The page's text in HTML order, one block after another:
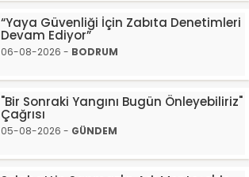
“Yaya Güvenliği İçin Zabıta Denetimleri
Devam Ediyor”
06-08-2026 - BODRUM
"Bir Sonraki Yangını Bugün Önleyebiliriz"
Çağrısı
05-08-2026 - GÜNDEM